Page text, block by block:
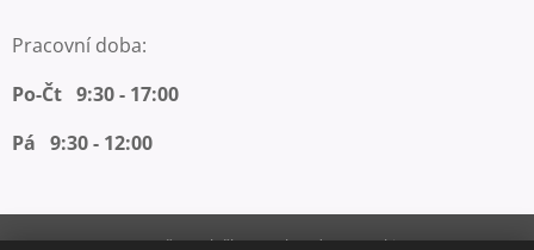
Pracovní doba:
Po-Čt 9:30 - 17:00
Pá 9:30 - 12:00
Vytvořeno službouWebnode Cookies